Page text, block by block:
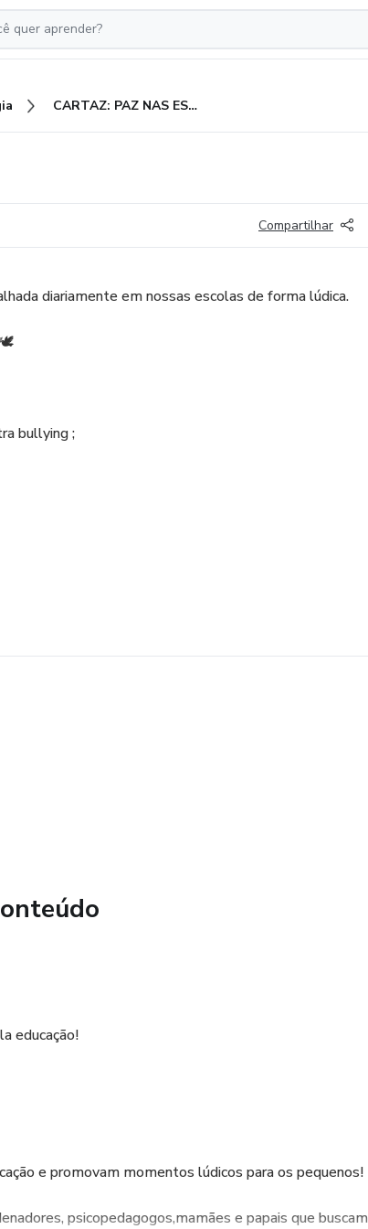
CARTAZ: PAZ NAS ESCOLAS
Compartilhar
diariamente em nossas escolas de forma lúdica.
🕊️
bullying ;
educação!
e promovam momentos lúdicos para os pequenos!
psicopedagogos,mamães e papais que buscam